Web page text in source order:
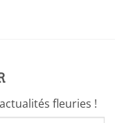
fleuries !